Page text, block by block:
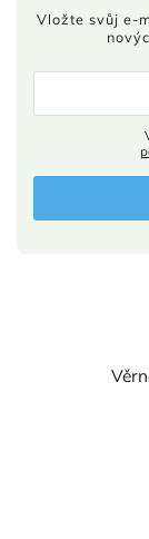
Vložte svůj e-